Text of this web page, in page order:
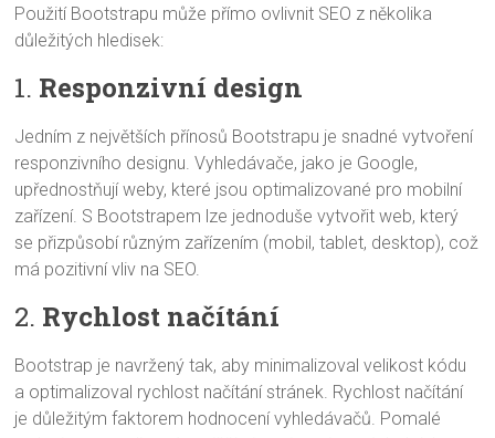
Použití Bootstrapu může přímo ovlivnit SEO z několika
důležitých hledisek:
1. Responzivní design
Jedním z největších přínosů Bootstrapu je snadné vytvoření
responzivního designu. Vyhledávače, jako je Google,
upřednostňují weby, které jsou optimalizované pro mobilní
zařízení. S Bootstrapem lze jednoduše vytvořit web, který
se přizpůsobí různým zařízením (mobil, tablet, desktop), což
má pozitivní vliv na SEO.
2. Rychlost načítání
Bootstrap je navržený tak, aby minimalizoval velikost kódu
a optimalizoval rychlost načítání stránek. Rychlost načítání
je důležitým faktorem hodnocení vyhledávačů. Pomalé